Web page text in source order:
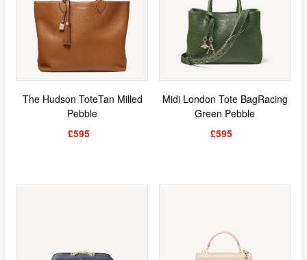
The Hudson ToteTan Milled
Pebble
£595
Midi London Tote BagRacing
Green Pebble
£595